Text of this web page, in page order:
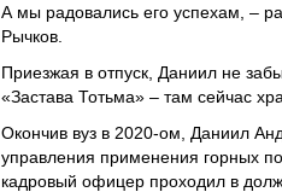
А мы радовались его успехам, ‒
Рычков.
Приезжая в отпуск, Даниил не
«Застава Тотьма» ‒ там сейчас
Окончив вуз в 2020-ом, Даниил
управления применения горных
кадровый офицер проходил в